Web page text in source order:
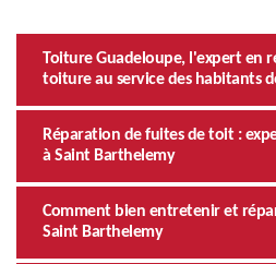
Toiture Guadeloupe, l'expert en
toiture au service des habitants
Réparation de fuites de toit :
à Saint Barthelemy
Comment bien entretenir et
Saint Barthelemy